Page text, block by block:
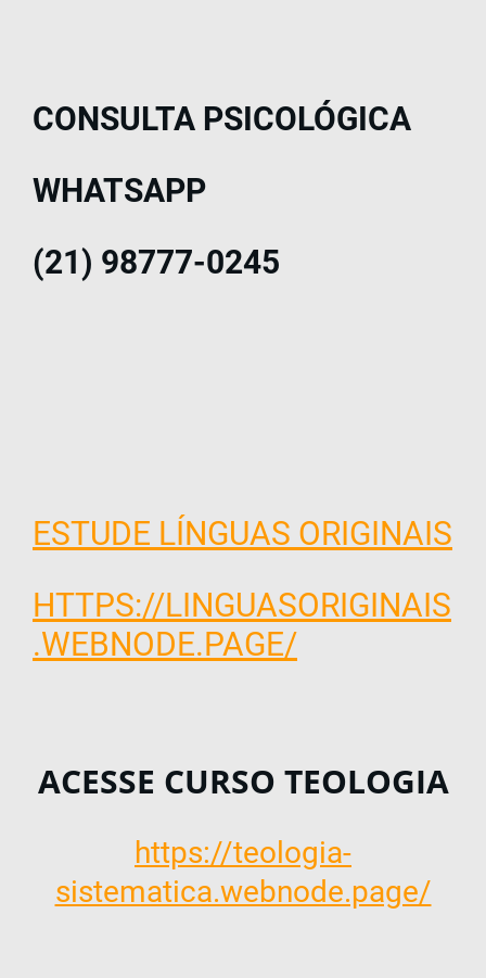
CONSULTA PSICOLÓGICA
WHATSAPP
(21) 98777-0245
ESTUDE LÍNGUAS ORIGINAIS
HTTPS://LINGUASORIGINAIS
.WEBNODE.PAGE/
ACESSE CURSO TEOLOGIA
https://teologia-
sistematica.webnode.page/